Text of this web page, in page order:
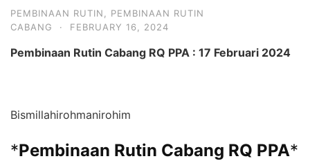
PEMBINAAN RUTIN
PEMBINAAN RUTIN
CABANG
· FEBRUARY 16, 2024
Pembinaan Rutin Cabang RQ PPA : 17 Februari 2024
Bismillahirohmanirohim
*Pembinaan Rutin Cabang RQ PPA*